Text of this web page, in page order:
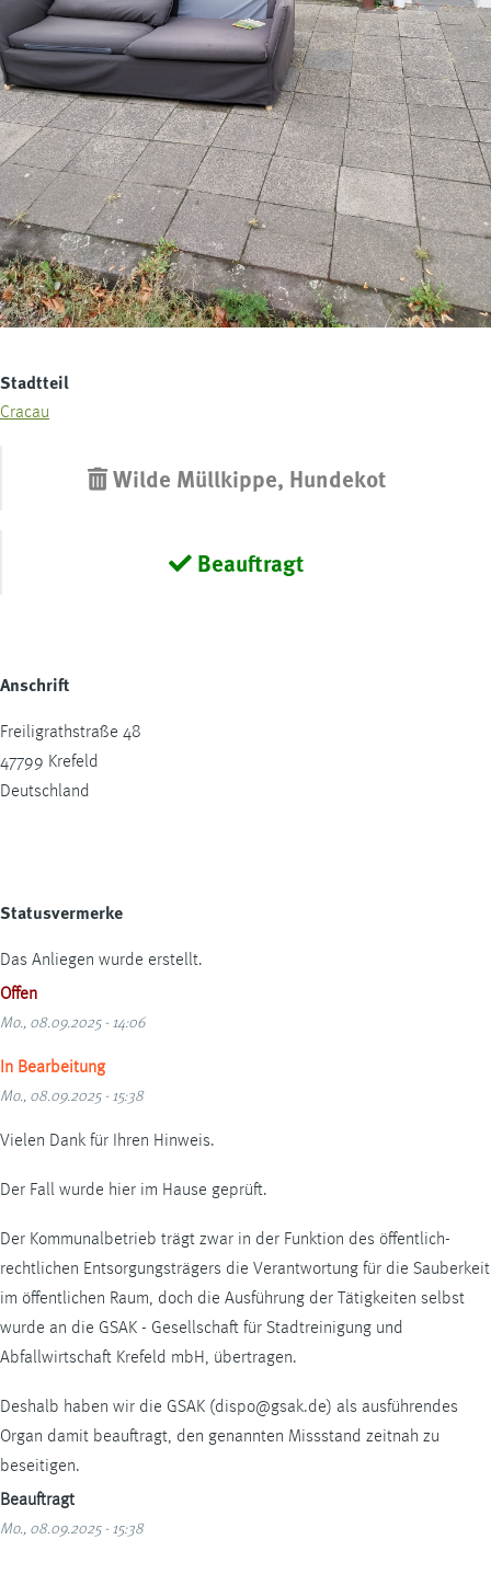
Stadtteil
Cracau
Wilde Müllkippe, Hundekot
Beauftragt
Anschrift
Freiligrathstraße 48
47799 Krefeld
Deutschland
Statusvermerke
Das Anliegen wurde erstellt.
Offen
Mo., 08.09.2025 - 14:06
In Bearbeitung
Mo., 08.09.2025 - 15:38
Vielen Dank für Ihren Hinweis.
Der Fall wurde hier im Hause geprüft.
Der Kommunalbetrieb trägt zwar in der Funktion des öffentlich-
rechtlichen Entsorgungsträgers die Verantwortung für die Sauberkeit
im öffentlichen Raum, doch die Ausführung der Tätigkeiten selbst
wurde an die GSAK - Gesellschaft für Stadtreinigung und
Abfallwirtschaft Krefeld mbH, übertragen.
Deshalb haben wir die GSAK (dispo@gsak.de) als ausführendes
Organ damit beauftragt, den genannten Missstand zeitnah zu
beseitigen.
Beauftragt
Mo., 08.09.2025 - 15:38